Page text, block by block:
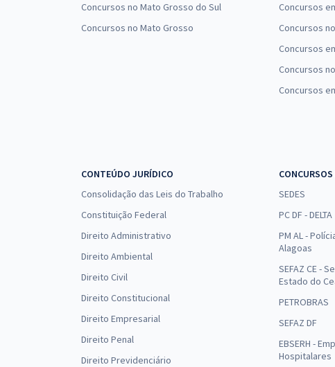
Concursos no Mato Grosso do Sul
Concursos no Mato Grosso
Concursos
Concursos
Concursos
Concursos
Concursos
CONTEÚDO JURÍDICO
Consolidação das Leis do Trabalho
Constituição Federal
Direito Administrativo
Direito Ambiental
Direito Civil
Direito Constitucional
Direito Empresarial
Direito Penal
Direito Previdenciário
SEDES
PC DF - DELTA
PM AL -
Alagoas
SEFAZ CE -
Estado do
PETROBRAS
SEFAZ DF
EBSERH -
Hospitalares